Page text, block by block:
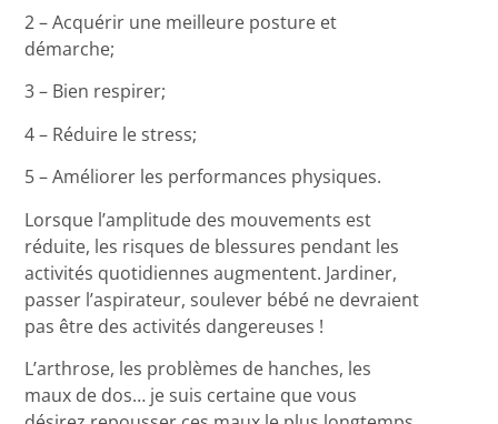
2 – Acquérir une meilleure posture et
démarche;
3 – Bien respirer;
4 – Réduire le stress;
5 – Améliorer les performances physiques.
Lorsque l’amplitude des mouvements est
réduite, les risques de blessures pendant les
activités quotidiennes augmentent. Jardiner,
passer l’aspirateur, soulever bébé ne devraient
pas être des activités dangereuses !
L’arthrose, les problèmes de hanches, les
maux de dos… je suis certaine que vous